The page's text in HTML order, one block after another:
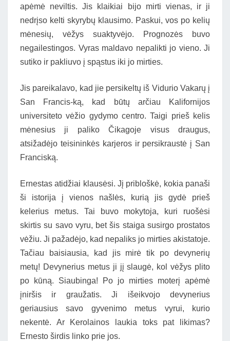
apėmė neviltis. Jis klaikiai bijo mirti vienas, ir ji
nedrįso kelti skyrybų klausimo. Paskui, vos po kelių
mėnesių, vėžys suaktyvėjo. Prognozės buvo
negailestingos. Vyras maldavo nepalikti jo vieno. Ji
sutiko ir pakliuvo į spąstus iki jo mirties.
Jis pareikalavo, kad jie persikeltų iš Vidurio Vakarų į
San Francis-ką, kad būtų arčiau Kalifornijos
universiteto vėžio gydymo centro. Taigi prieš kelis
mėnesius ji paliko Čikagoje visus draugus,
atsižadėjo teisininkės karjeros ir persikraustė į San
Franciską.
Ernestas atidžiai klausėsi. Jį pribloškė, kokia panaši
ši istorija į vienos našlės, kurią jis gydė prieš
kelerius metus. Tai buvo mokytoja, kuri ruošėsi
skirtis su savo vyru, bet šis staiga susirgo prostatos
vėžiu. Ji pažadėjo, kad nepaliks jo mirties akistatoje.
Tačiau baisiausia, kad jis mirė tik po devynerių
metų! Devynerius metus ji jį slaugė, kol vėžys plito
po kūną. Siaubinga! Po jo mirties moterį apėmė
įniršis ir graužatis. Ji išeikvojo devynerius
geriausius savo gyvenimo metus vyrui, kurio
nekentė. Ar Kerolainos laukia toks pat likimas?
Ernesto širdis linko prie jos.